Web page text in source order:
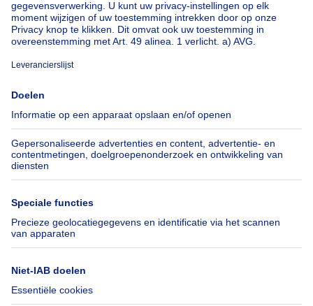
Over
Immoweb
Pers
Jobs
Axel Springer Group
SeLoger.com
Immowelt.de
Tools
Belfius
Verzekeringen
Verhuis checklist
Hulp
Veelgestelde vragen
Toegankelijkheid
Volg ons